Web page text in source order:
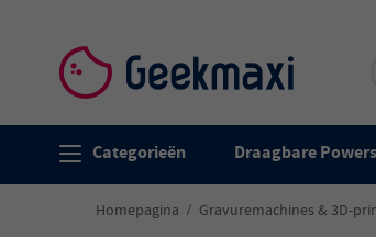
Categorieën Draagbare
Homepagina Gravuremachines & 3D-